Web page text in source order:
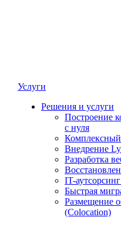
Услуги
Решения и услуги
Построение
с нуля
Комплексный
Внедрение
Разработка
IT-
Быстрая
Размещение
(Colocation)